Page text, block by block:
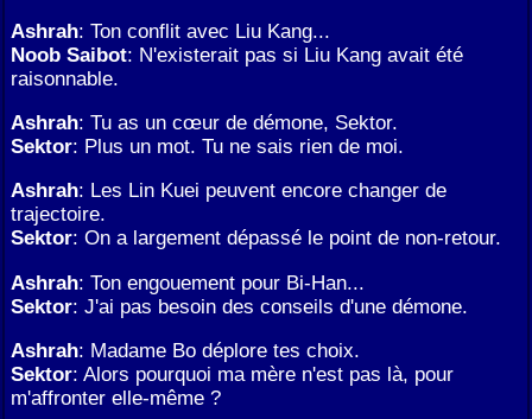
Ashrah: Ton conflit avec Liu Kang...
Noob Saibot: N'existerait pas si Liu Kang avait été
raisonnable.
Ashrah: Tu as un cœur de démone, Sektor.
Sektor: Plus un mot. Tu ne sais rien de moi.
Ashrah: Les Lin Kuei peuvent encore changer de
trajectoire.
Sektor: On a largement dépassé le point de non-retour.
Ashrah: Ton engouement pour Bi-Han...
Sektor: J'ai pas besoin des conseils d'une démone.
Ashrah: Madame Bo déplore tes choix.
Sektor: Alors pourquoi ma mère n'est pas là, pour
m'affronter elle-même ?